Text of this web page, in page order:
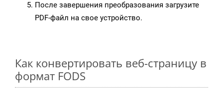
После завершения преобразования загрузите
PDF-файл на свое устройство.
Как конвертировать веб-страницу в
формат FODS